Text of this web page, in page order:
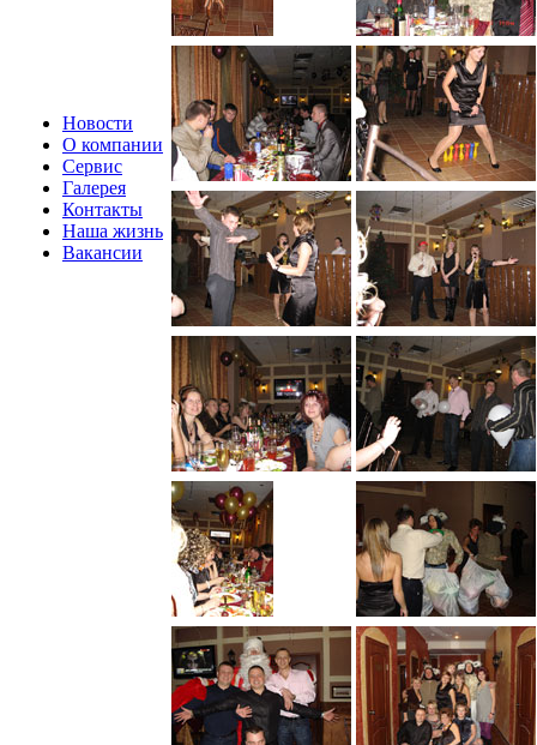
Новости
О компании
Сервис
Галерея
Контакты
Наша жизнь
Вакансии